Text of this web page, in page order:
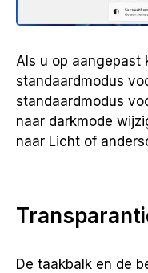
Als u op aangepast
standaardmodus
standaardmodus
naar darkmode
naar Licht of
De taakbalk en de